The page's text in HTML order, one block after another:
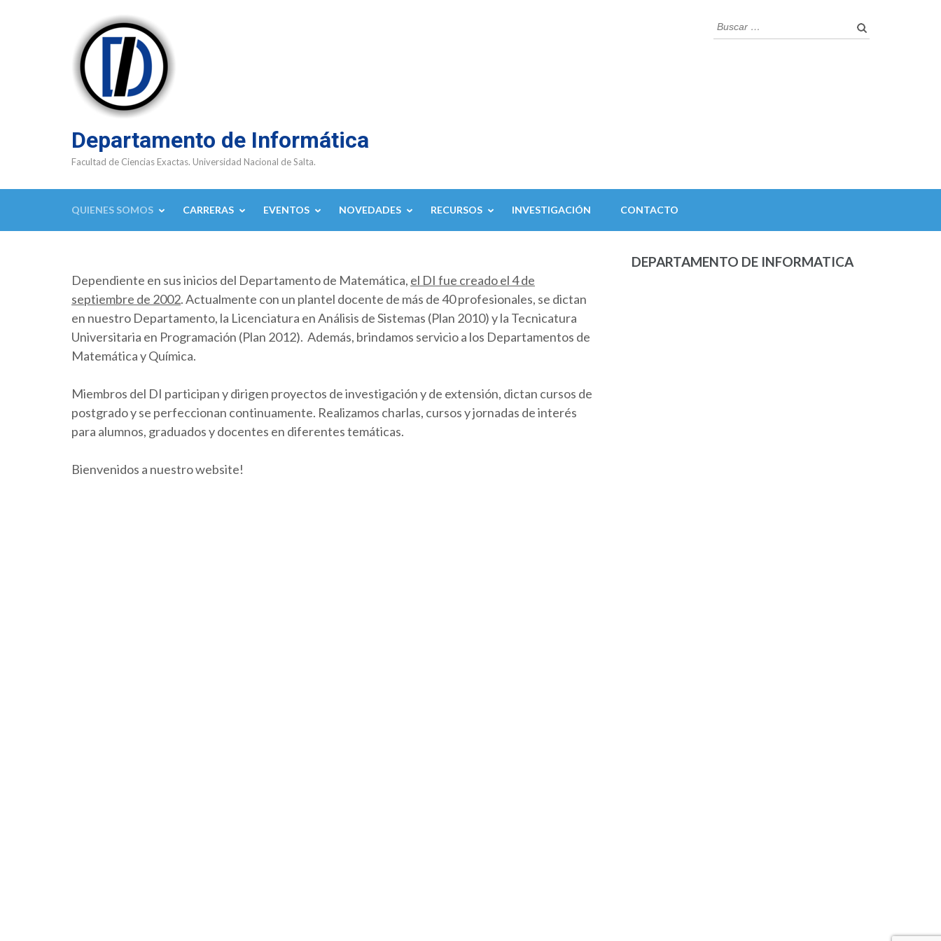
Departamento de Informática
Facultad de Ciencias Exactas. Universidad Nacional de Salta.
Buscar:
QUIENES SOMOS CARRERAS EVENTOS NOVEDADES RECURSOS INVESTIGACIÓN CONTACTO
Dependiente en sus inicios del Departamento de Matemática, el DI fue creado el 4 de
septiembre de 2002. Actualmente con un plantel docente de más de 40 profesionales, se dictan
en nuestro Departamento, la Licenciatura en Análisis de Sistemas (Plan 2010) y la Tecnicatura
Universitaria en Programación (Plan 2012). Además, brindamos servicio a los Departamentos de
Matemática y Química.
Miembros del DI participan y dirigen proyectos de investigación y de extensión, dictan cursos de
postgrado y se perfeccionan continuamente. Realizamos charlas, cursos y jornadas de interés
para alumnos, graduados y docentes en diferentes temáticas.
Bienvenidos a nuestro website!
DEPARTAMENTO DE INFORMATICA